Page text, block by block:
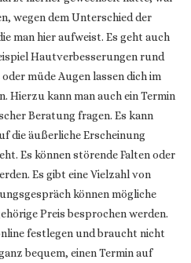
wegen dem Unterschied der
man hier aufweist. Es geht auch
Hautverbesserungen rund
müde Augen lassen dich im
Hierzu kann man auch ein Termin
Beratung fragen. Es kann
die äußerliche Erscheinung
Es können störende Falten oder
Es gibt eine Vielzahl von
können mögliche
Preis besprochen werden.
festlegen und braucht nicht
bequem, einen Termin auf